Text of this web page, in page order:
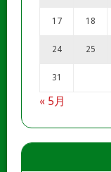
17 18
24 25
31
« 5月